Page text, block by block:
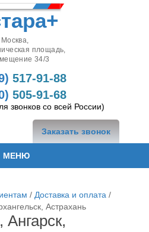
Москва,
площадь,
34/3
517-91-88
505-91-68
звонков со всей России)
Заказать звонок
МЕНЮ
/ Доставка и оплата /
Астрахань